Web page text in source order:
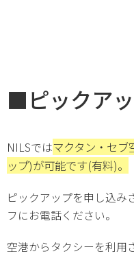
■ピックア
NILSではマクタン・セ
ップ)が可能です(有料)。
ピックアップを申し込み
フにお電話ください。
空港からタクシーを利用